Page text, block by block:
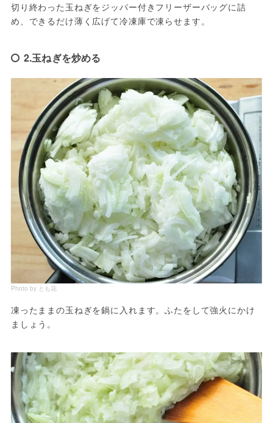
切り終わった玉ねぎをジッパー付きフリーザーバッグに詰
め、できるだけ薄く広げて冷凍庫で凍らせます。
2.玉ねぎを炒める
Photo by とも花
凍ったままの玉ねぎを鍋に入れます。ふたをして強火にかけ
ましょう。